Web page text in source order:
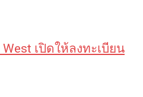
เปิดให้ลงทะเบียน